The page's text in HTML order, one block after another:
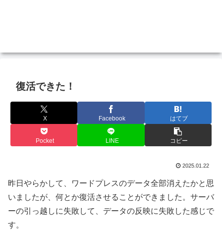
復活できた！
X Facebook はてブ
Pocket LINE コピー
2025.01.22
昨日やらかして、ワードプレスのデータ全部消えたかと思
いましたが、何とか復活させることができました。サーバ
ーの引っ越しに失敗して、データの反映に失敗した感じで
す。